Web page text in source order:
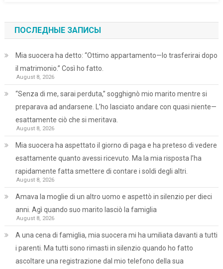
ПОСЛЕДНЫЕ ЗАПИСЫ
Mia suocera ha detto: “Ottimo appartamento—lo trasferirai dopo
il matrimonio.” Così ho fatto.
August 8, 2026
“Senza di me, sarai perduta,” sogghignò mio marito mentre si
preparava ad andarsene. L’ho lasciato andare con quasi niente—
esattamente ciò che si meritava.
August 8, 2026
Mia suocera ha aspettato il giorno di paga e ha preteso di vedere
esattamente quanto avessi ricevuto. Ma la mia risposta l’ha
rapidamente fatta smettere di contare i soldi degli altri.
August 8, 2026
Amava la moglie di un altro uomo e aspettò in silenzio per dieci
anni. Agì quando suo marito lasciò la famiglia
August 8, 2026
A una cena di famiglia, mia suocera mi ha umiliata davanti a tutti
i parenti. Ma tutti sono rimasti in silenzio quando ho fatto
ascoltare una registrazione dal mio telefono della sua